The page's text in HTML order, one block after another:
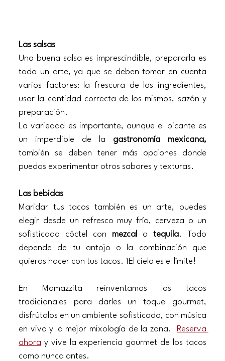
Las salsas
Una buena salsa es imprescindible, prepararla es
todo un arte, ya que se deben tomar en cuenta
varios factores: la frescura de los ingredientes,
usar la cantidad correcta de los mismos, sazón y
preparación.
La variedad es importante, aunque el picante es
un imperdible de la gastronomía mexicana,
también se deben tener más opciones donde
puedas experimentar otros sabores y texturas.
Las bebidas
Maridar tus tacos también es un arte, puedes
elegir desde un refresco muy frío, cerveza o un
sofisticado cóctel con mezcal o tequila. Todo
depende de tu antojo o la combinación que
quieras hacer con tus tacos. ¡El cielo es el límite!
En Mamazzita reinventamos los tacos
tradicionales para darles un toque gourmet,
disfrútalos en un ambiente sofisticado, con música
en vivo y la mejor mixología de la zona.
Reserva
ahora y vive la experiencia gourmet de los tacos
como nunca antes.